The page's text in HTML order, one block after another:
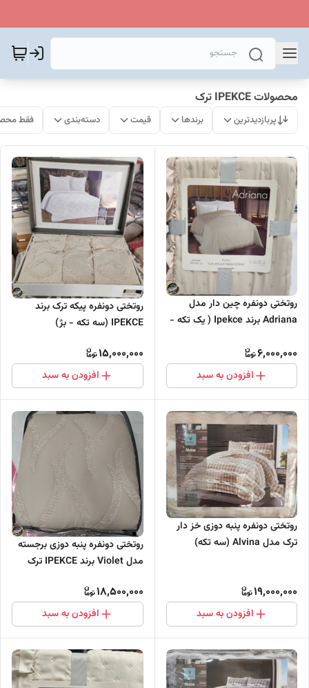
محصولات IPEKCE ترک
پربازدیدترین برندها قیمت دسته‌بندی فقط
روتختی دونفره چین دار مدل
Adriana برند Ipekce ( یک تکه -
6,000,000
افزودن به سبد
روتختی دونفره پیکه ترک برند
IPEKCE (سه تکه - بژ)
15,000,000
افزودن به سبد
روتختی دونفره پنبه دوزی خز دار
ترک مدل Alvina (سه تکه)
19,000,000
افزودن به سبد
روتختی دونفره پنبه دوزی برجسته
مدل Violet برند IPEKCE ترک
18,500,000
افزودن به سبد